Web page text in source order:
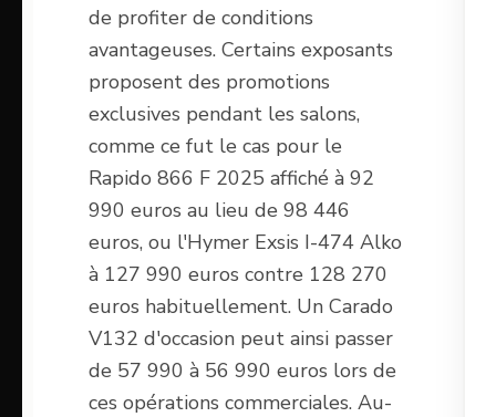
de profiter de conditions
avantageuses. Certains exposants
proposent des promotions
exclusives pendant les salons,
comme ce fut le cas pour le
Rapido 866 F 2025 affiché à 92
990 euros au lieu de 98 446
euros, ou l'Hymer Exsis I-474 Alko
à 127 990 euros contre 128 270
euros habituellement. Un Carado
V132 d'occasion peut ainsi passer
de 57 990 à 56 990 euros lors de
ces opérations commerciales. Au-